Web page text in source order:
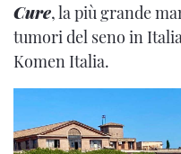
Cure, la più grande
tumori del seno in
Komen Italia.